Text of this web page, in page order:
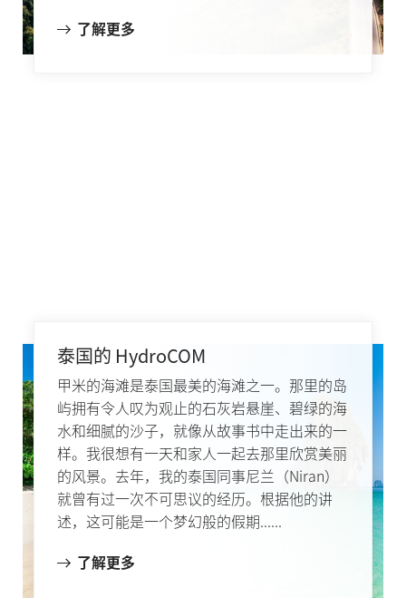
了解更多
泰国的 HydroCOM
甲米的海滩是泰国最美的海滩之一。那里的岛
屿拥有令人叹为观止的石灰岩悬崖、碧绿的海
水和细腻的沙子，就像从故事书中走出来的一
样。我很想有一天和家人一起去那里欣赏美丽
的风景。去年，我的泰国同事尼兰（Niran）
就曾有过一次不可思议的经历。根据他的讲
述，这可能是一个梦幻般的假期......
了解更多